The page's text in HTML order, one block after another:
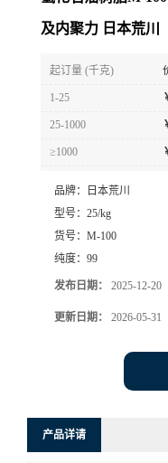
及内聚力 日本荒川
起订量 (千克)
1-25
25-1000
≥1000
品牌：
日本荒川
型号： 25/kg
货号： M-100
纯度： 99
发布日期： 2025-12-20
更新日期： 2026-05-31
产品详请